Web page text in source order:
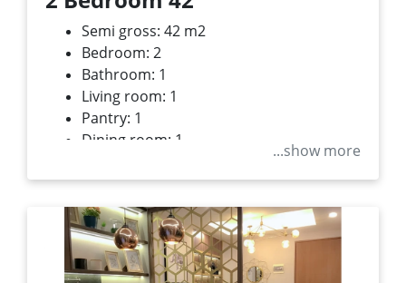
Semi gross: 42 m2
Bedroom: 2
Bathroom: 1
Living room: 1
Pantry: 1
Dining room: 1
...show more